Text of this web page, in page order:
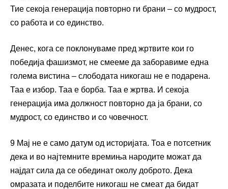
Тие секоја генерација повторно ги брани – со мудрост,
со работа и со единство.
Денес, кога се поклонуваме пред жртвите кои го
победија фашизмот, не смееме да заборавиме една
голема вистина – слободата никогаш не е подарена.
Таа е избор. Таа е борба. Таа е жртва. И секоја
генерација има должност повторно да ја брани, со
мудрост, со единство и со човечност.
9 Мај не е само датум од историјата. Тоа е потсетник
дека и во најтемните времиња народите можат да
најдат сила да се обединат околу доброто. Дека
омразата и поделбите никогаш не смеат да бидат